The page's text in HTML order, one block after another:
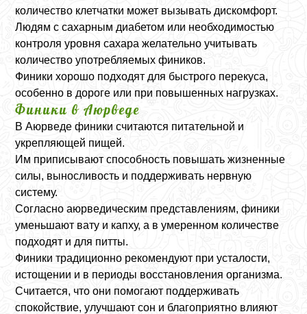
количество клетчатки может вызывать дискомфорт.
Людям с сахарным диабетом или необходимостью
контроля уровня сахара желательно учитывать
количество употребляемых фиников.
Финики хорошо подходят для быстрого перекуса,
особенно в дороге или при повышенных нагрузках.
Финики в Аюрведе
В Аюрведе финики считаются питательной и
укрепляющей пищей.
Им приписывают способность повышать жизненные
силы, выносливость и поддерживать нервную
систему.
Согласно аюрведическим представлениям, финики
уменьшают вату и капху, а в умеренном количестве
подходят и для питты.
Финики традиционно рекомендуют при усталости,
истощении и в периоды восстановления организма.
Считается, что они помогают поддерживать
спокойствие, улучшают сон и благоприятно влияют